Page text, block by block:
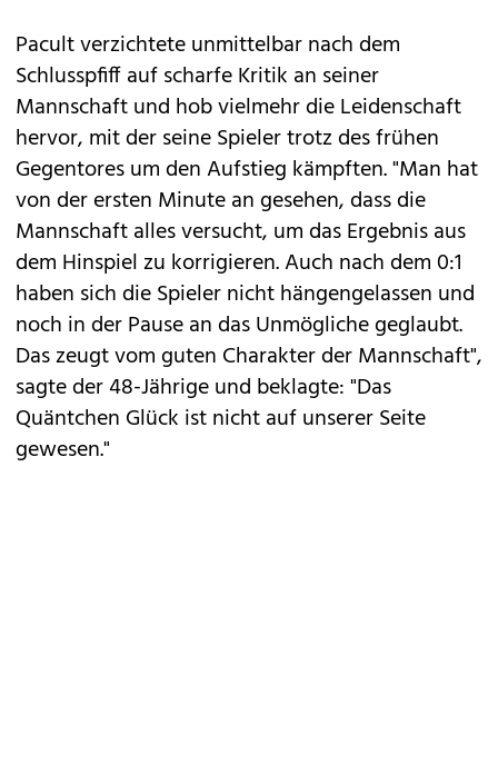
Pacult verzichtete unmittelbar nach dem
Schlusspfiff auf scharfe Kritik an seiner
Mannschaft und hob vielmehr die Leidenschaft
hervor, mit der seine Spieler trotz des frühen
Gegentores um den Aufstieg kämpften. "Man hat
von der ersten Minute an gesehen, dass die
Mannschaft alles versucht, um das Ergebnis aus
dem Hinspiel zu korrigieren. Auch nach dem 0:1
haben sich die Spieler nicht hängengelassen und
noch in der Pause an das Unmögliche geglaubt.
Das zeugt vom guten Charakter der Mannschaft",
sagte der 48-Jährige und beklagte: "Das
Quäntchen Glück ist nicht auf unserer Seite
gewesen."